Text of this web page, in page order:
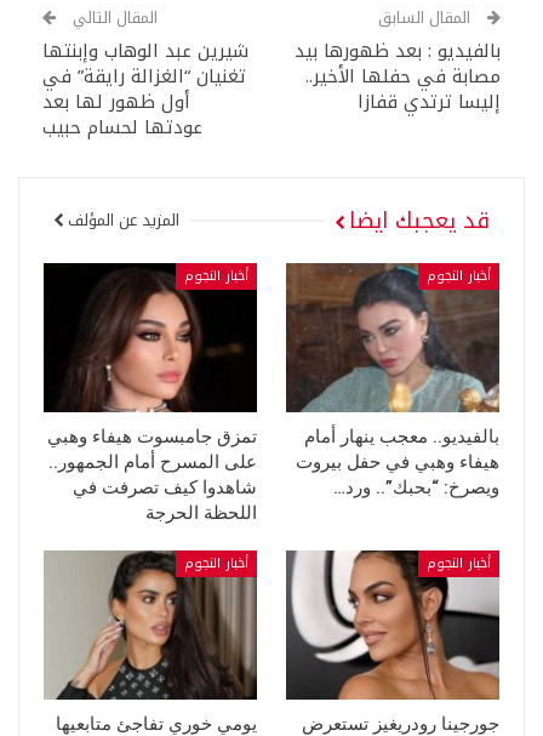
المقال السابق
بالفيديو : بعد ظهورها بيد
مصابة في حفلها الأخير..
إليسا ترتدي قفازا
المقال التالي
شيرين عبد الوهاب وإبنتها
تغنيان “الغزالة رايقة” في
أول ظهور لها بعد
عودتها لحسام حبيب
قد يعجبك ايضا المزيد عن المؤلف
أخبار النجوم
بالفيديو.. معجب ينهار أمام
هيفاء وهبي في حفل بيروت
ويصرخ: “بحبك”.. ورد…
أخبار النجوم
تمزق جامبسوت هيفاء وهبي
على المسرح أمام الجمهور..
شاهدوا كيف تصرفت في
اللحظة الحرجة
أخبار النجوم
جورجينا رودريغيز تستعرض
أخبار النجوم
يومي خوري تفاجئ متابعيها